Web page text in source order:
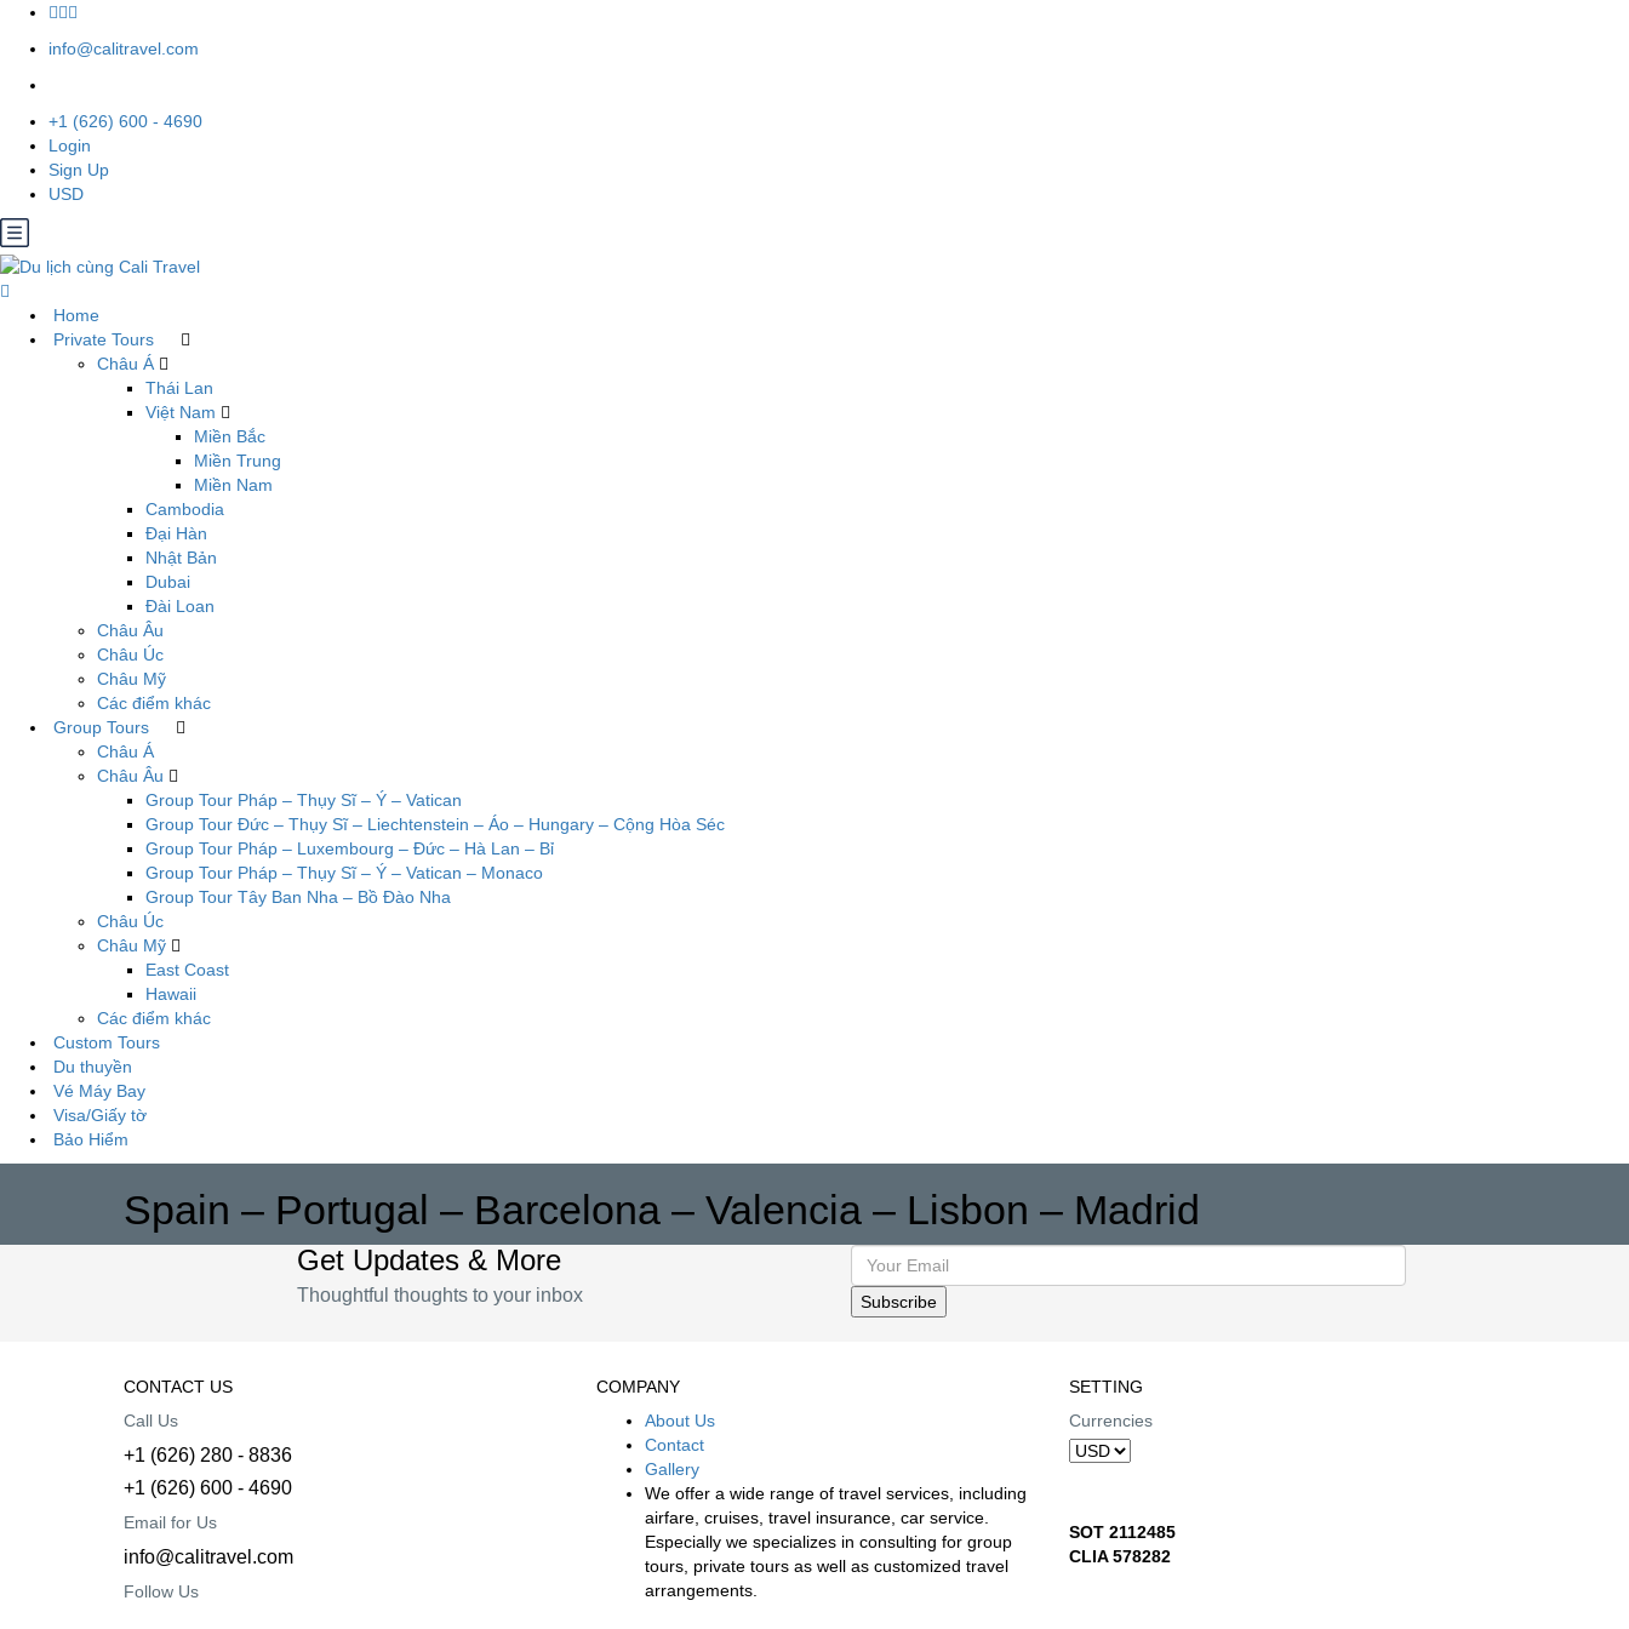
info@calitravel.com
+1 (626) 600 - 4690
Login
Sign Up
USD
Home
Private Tours
Châu Á
Thái Lan
Việt Nam
Miền Bắc
Miền Trung
Miền Nam
Cambodia
Đại Hàn
Nhật Bản
Dubai
Đài Loan
Châu Âu
Châu Úc
Châu Mỹ
Các điểm khác
Group Tours
Châu Á
Châu Âu
Group Tour Pháp – Thụy Sĩ – Ý – Vatican
Group Tour Đức – Thụy Sĩ – Liechtenstein – Áo – Hungary – Cộng Hòa Séc
Group Tour Pháp – Luxembourg – Đức – Hà Lan – Bỉ
Group Tour Pháp – Thụy Sĩ – Ý – Vatican – Monaco
Group Tour Tây Ban Nha – Bồ Đào Nha
Châu Úc
Châu Mỹ
East Coast
Hawaii
Các điểm khác
Custom Tours
Du thuyền
Vé Máy Bay
Visa/Giấy tờ
Bảo Hiểm
Spain – Portugal – Barcelona – Valencia – Lisbon – Madrid
Get Updates & More
Thoughtful thoughts to your inbox
CONTACT US
Call Us
+1 (626) 280 - 8836
+1 (626) 600 - 4690
Email for Us
info@calitravel.com
Follow Us
COMPANY
About Us
Contact
Gallery
We offer a wide range of travel services, including
airfare, cruises, travel insurance, car service.
Especially we specializes in consulting for group
tours, private tours as well as customized travel
arrangements.
SETTING
Currencies
SOT 2112485
CLIA 578282